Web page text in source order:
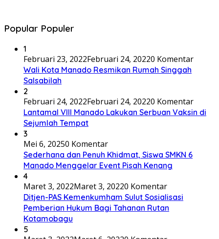
Popular Populer
1
Februari 23, 2022Februari 24, 20220 Komentar
Wali Kota Manado Resmikan Rumah Singgah
Salsabilah
2
Februari 24, 2022Februari 24, 20220 Komentar
Lantamal VIII Manado Lakukan Serbuan Vaksin di
Sejumlah Tempat
3
Mei 6, 20250 Komentar
Sederhana dan Penuh Khidmat, Siswa SMKN 6
Manado Menggelar Event Pisah Kenang
4
Maret 3, 2022Maret 3, 20220 Komentar
Ditjen-PAS Kemenkumham Sulut Sosialisasi
Pemberian Hukum Bagi Tahanan Rutan
Kotamobagu
5